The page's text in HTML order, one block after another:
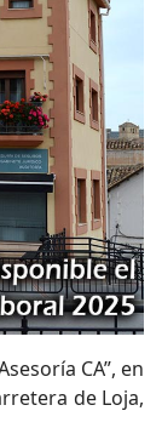
CA”, en
de Loja,